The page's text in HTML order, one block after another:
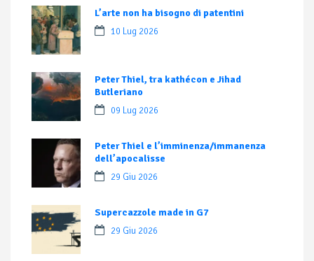
L’arte non ha bisogno di patentini
10 Lug 2026
Peter Thiel, tra kathécon e Jihad
Butleriano
09 Lug 2026
Peter Thiel e l’imminenza/immanenza
dell’apocalisse
29 Giu 2026
Supercazzole made in G7
29 Giu 2026